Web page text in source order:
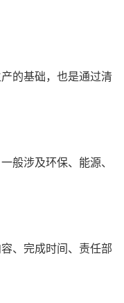
的基础，也是通过清
般涉及环保、能源、
、完成时间、责任部